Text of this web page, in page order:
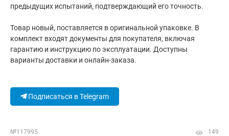
предыдущих испытаний, подтверждающий его точность.
Товар новый, поставляется в оригинальной упаковке. В
комплект входят документы для покупателя, включая
гарантию и инструкцию по эксплуатации. Доступны
варианты доставки и онлайн-заказа.
Подписаться в Telegram
№117995
149